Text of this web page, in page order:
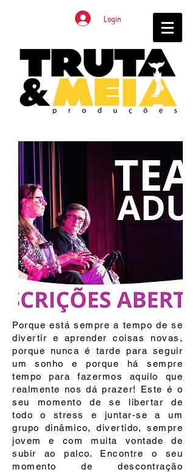
Login
Porque está sempre a tempo de se
divertir e aprender coisas novas,
porque nunca é tarde para seguir
um sonho e porque há sempre
tempo para fazermos aquilo que
realmente nos dá prazer! Este é o
seu momento de se libertar de
todo o stress e juntar-se a um
grupo dinâmico, divertido, sempre
jovem e com muita vontade de
subir ao palco. Encontre o seu
momento de descontração